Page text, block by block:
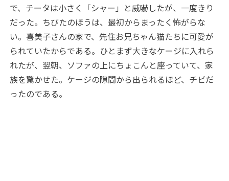
で、チータは小さく「シャー」と威嚇したが、一度きり
だった。ちびたのほうは、最初からまったく怖がらな
い。喜美子さんの家で、先住お兄ちゃん猫たちに可愛が
られていたからである。ひとまず大きなケージに入れら
れたが、翌朝、ソファの上にちょこんと座っていて、家
族を驚かせた。ケージの隙間から出られるほど、チビだ
ったのである。